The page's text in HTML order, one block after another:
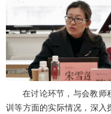
在讨论环节，与会教师
训等方面的实际情况，深入